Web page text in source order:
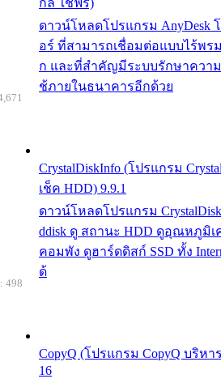
กล ใช้ฟรี)
ดาวน์โหลดโปรแกรม AnyDesk
อร์ ที่สามารถเชื่อมต่อแบบไร้พร
ก และที่สำคัญมีระบบรักษาควา
ช้ภายในธนาคารอีกด้วย
CrystalDiskInfo (โปรแกรม
เช็ค HDD) 9.9.1
ดาวน์โหลดโปรแกรม
ddisk ดู สถานะ HDD ดูอุณหภูมิเ
คอมพัง ดูฮาร์ดดิสก์ SSD ทั้ง
ด้
CopyQ (โปรแกรม CopyQ บริห
16
498